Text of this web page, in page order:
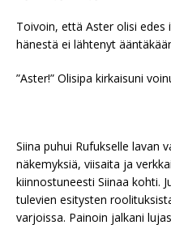
Toivoin, että Aster olisi
hänestä ei lähtenyt
”Aster!” Olisipa kirkaisuni
Siina puhui Rufukselle lavan
näkemyksiä, viisaita ja
kiinnostuneesti Siinaa kohti.
tulevien esitysten
varjoissa. Painoin jalkani